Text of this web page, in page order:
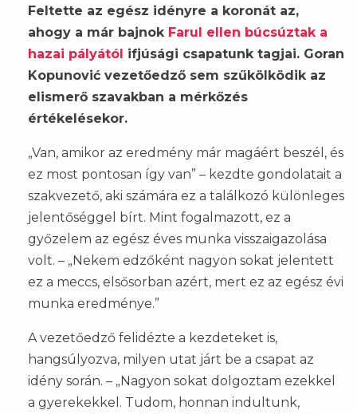
Feltette az egész idényre a koronát az,
ahogy a már bajnok Farul ellen búcsúztak a
hazai pályától ifjúsági csapatunk tagjai. Goran
Kopunović vezetőedző sem szűkölködik az
elismerő szavakban a mérkőzés
értékelésekor.
„Van, amikor az eredmény már magáért beszél, és
ez most pontosan így van” – kezdte gondolatait a
szakvezető, aki számára ez a találkozó különleges
jelentőséggel bírt. Mint fogalmazott, ez a
győzelem az egész éves munka visszaigazolása
volt. – „Nekem edzőként nagyon sokat jelentett
ez a meccs, elsősorban azért, mert ez az egész évi
munka eredménye.”
A vezetőedző felidézte a kezdeteket is,
hangsúlyozva, milyen utat járt be a csapat az
idény során. – „Nagyon sokat dolgoztam ezekkel
a gyerekekkel. Tudom, honnan indultunk,